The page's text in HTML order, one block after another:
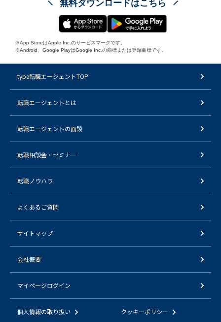
無料ダウンロードはこちら
※App StoreはApple Inc.のサービスマークです。
※Android、Google PlayはGoogle Inc.の商標または登録商標です。
type転職エージェントTOP
転職エージェントとは
転職エージェントの面談
転職相談会・セミナー
転職ノウハウ
よくあるご質問
サイトマップ
会社概要
マイページログイン
個人情報の取り扱い クッキーポリシー